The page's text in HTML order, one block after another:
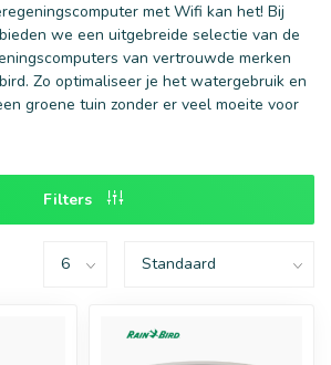
met Wifi kan het! Bij
we een uitgebreide selectie van de
van vertrouwde merken
Zo optimaliseer je het watergebruik en
groene tuin zonder er veel moeite voor
Filters